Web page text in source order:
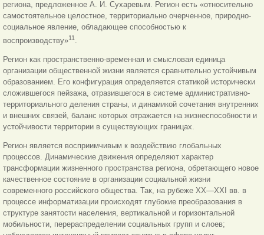
региона, предложенное А. И. Сухаревым. Регион есть «относительно
самостоятельное целостное, территориально очерченное, природно-
социальное явление, обладающее способностью к
воспроизводству»11 .
Регион как пространственно-временная и смысловая единица
организации общественной жизни является сравнительно устойчивым
образованием. Его конфигурация определяется статикой исторически
сложившегося пейзажа, отразившегося в системе административно-
территориального деления страны, и динамикой сочетания внутренних
и внешних связей, баланс которых отражается на жизнеспособности и
устойчивости территории в существующих границах.
Регион является восприимчивым к воздействию глобальных
процессов. Динамические движения определяют характер
трансформации жизненного пространства региона, обретающего новое
качественное состояние в организации социальной жизни
современного российского общества. Так, на рубеже ХХ—XXI вв. в
процессе информатизации происходят глубокие преобразования в
структуре занятости населения, вертикальной и горизонтальной
мобильности, перераспределении социальных групп и слоев;